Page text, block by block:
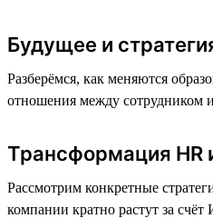
Будущее и
Разберёмся, как меняются
отношения между сотрудником
Трансформация HR
Рассмотрим конкретные
компании кратно растут за